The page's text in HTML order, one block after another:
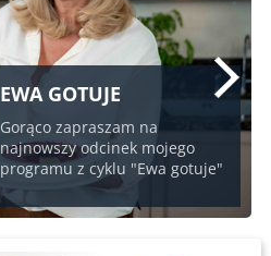
EWA GOTUJE
Gorąco zapraszam na
najnowszy odcinek mojego
programu z cyklu "Ewa gotuje"